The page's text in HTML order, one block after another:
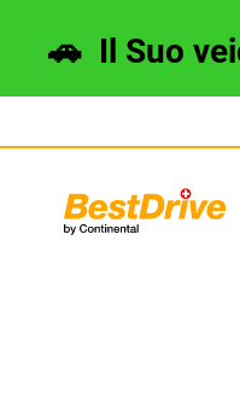
🚗 Il Suo
Deutsch